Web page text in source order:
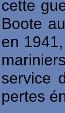
cette
Boote
en
service
pertes